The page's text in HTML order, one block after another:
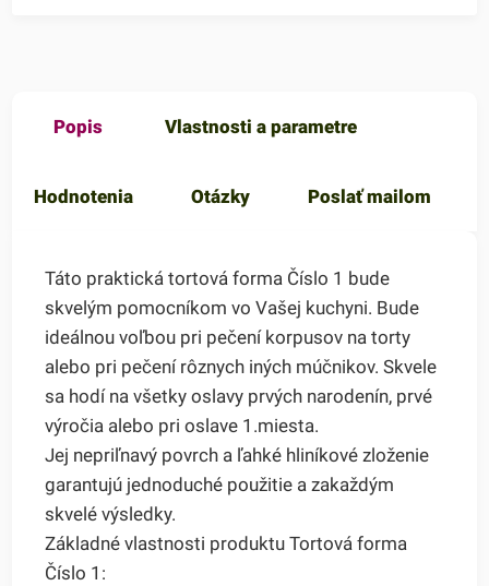
Popis Vlastnosti a parametre
Hodnotenia Otázky Poslať mailom
Táto praktická tortová forma Číslo 1 bude
skvelým pomocníkom vo Vašej kuchyni. Bude
ideálnou voľbou pri pečení korpusov na torty
alebo pri pečení rôznych iných múčnikov. Skvele
sa hodí na všetky oslavy prvých narodenín, prvé
výročia alebo pri oslave 1.miesta.
Jej nepriľnavý povrch a ľahké hliníkové zloženie
garantujú jednoduché použitie a zakaždým
skvelé výsledky.
Základné vlastnosti produktu Tortová forma
Číslo 1: